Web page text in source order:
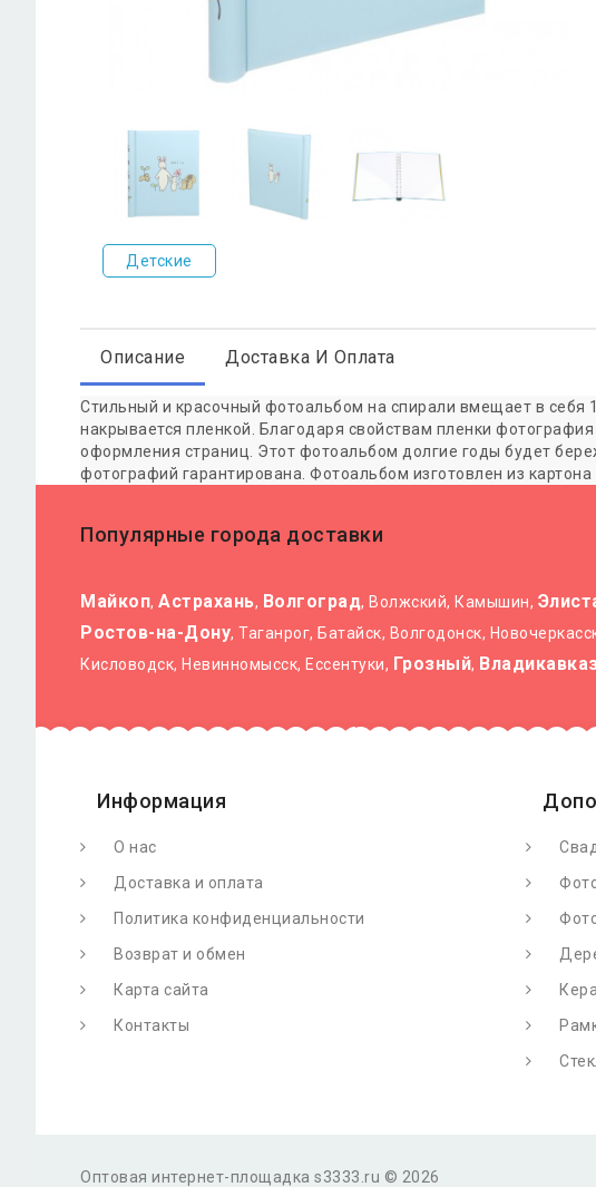
Детские
Описание Доставка И Оплата
Стильный и красочный фотоальбом на спирали вмещает в себя
накрывается пленкой. Благодаря свойствам пленки
оформления страниц. Этот фотоальбом долгие годы будет
фотографий гарантирована. Фотоальбом изготовлен из
Популярные города доставки
Майкоп, Астрахань, Волгоград, Волжский, Камышин,
Ростов-на-Дону, Таганрог, Батайск, Волгодонск,
Кисловодск, Невинномысск, Ессентуки, Грозный,
Информация
О нас
Доставка и оплата
Политика конфиденциальности
Возврат и обмен
Карта сайта
Контакты
Оптовая интернет-площадка s3333.ru © 2026